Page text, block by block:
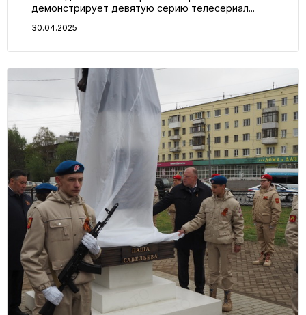
демонстрирует девятую серию телесериал...
30.04.2025